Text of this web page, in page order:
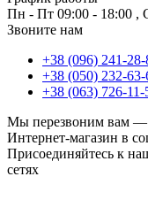
Пн - Пт 09:00 - 18:00 ,
Звоните нам
+38 (096) 241-28-
+38 (050) 232-63-
+38 (063) 726-11-
Мы перезвоним вам —
Интернет-магазин в
Присоединяйтесь к
сетях